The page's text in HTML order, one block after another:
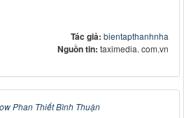
Tác giả: bientapthanhnha
Nguồn tin: taximedia. com.vn
Phan Thiết Bình Thuận